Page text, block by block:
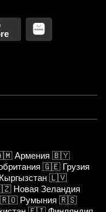
Армения 🇧🇾
🇬🇪 Грузия
Кыргызстан 🇱🇻
Новая Зеландия
🇷🇴 Румыния 🇷🇸